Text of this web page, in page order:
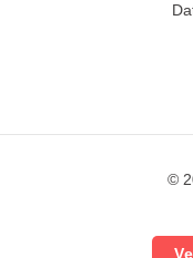
©